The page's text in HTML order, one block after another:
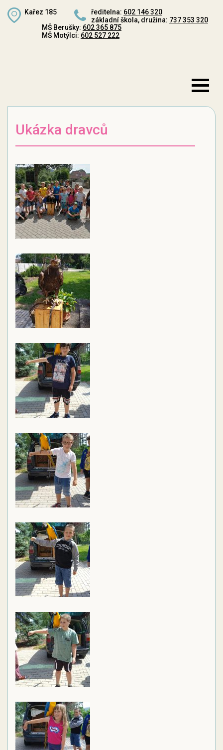
Kařez 185 ředitelna: 602 146 320
základní škola, družina: 737 353 320
MŠ Berušky: 602 365 875
MŠ Motýlci: 602 527 222
Ukázka dravců